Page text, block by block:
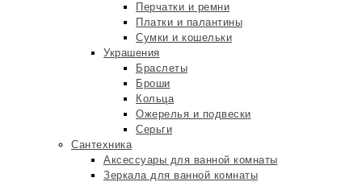
Перчатки и ремни
Платки и палантины
Сумки и кошельки
Украшения
Браслеты
Броши
Кольца
Ожерелья и подвески
Серьги
Сантехника
Аксессуары для ванной комнаты
Зеркала для ванной комнаты